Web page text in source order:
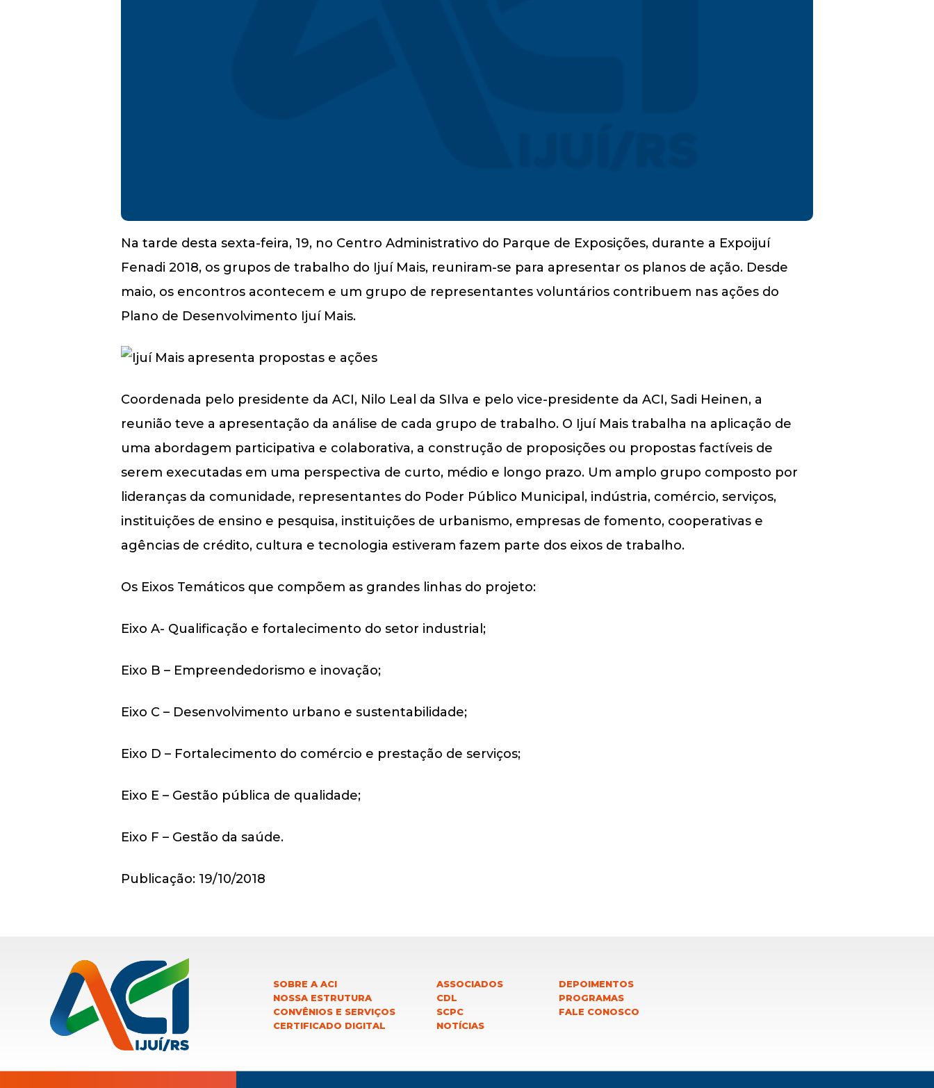
Na tarde desta sexta-feira, 19, no Centro Administrativo do Parque de Exposições, durante a Expoijuí
Fenadi 2018, os grupos de trabalho do Ijuí Mais, reuniram-se para apresentar os planos de ação. Desde
maio, os encontros acontecem e um grupo de representantes voluntários contribuem nas ações do
Plano de Desenvolvimento Ijuí Mais.
Coordenada pelo presidente da ACI, Nilo Leal da SIlva e pelo vice-presidente da ACI, Sadi Heinen, a
reunião teve a apresentação da análise de cada grupo de trabalho. O Ijuí Mais trabalha na aplicação de
uma abordagem participativa e colaborativa, a construção de proposições ou propostas factíveis de
serem executadas em uma perspectiva de curto, médio e longo prazo. Um amplo grupo composto por
lideranças da comunidade, representantes do Poder Público Municipal, indústria, comércio, serviços,
instituições de ensino e pesquisa, instituições de urbanismo, empresas de fomento, cooperativas e
agências de crédito, cultura e tecnologia estiveram fazem parte dos eixos de trabalho.
Os Eixos Temáticos que compõem as grandes linhas do projeto:
Eixo A- Qualificação e fortalecimento do setor industrial;
Eixo B – Empreendedorismo e inovação;
Eixo C – Desenvolvimento urbano e sustentabilidade;
Eixo D – Fortalecimento do comércio e prestação de serviços;
Eixo E – Gestão pública de qualidade;
Eixo F – Gestão da saúde.
Publicação: 19/10/2018
SOBRE A ACI
NOSSA ESTRUTURA
CONVÊNIOS E SERVIÇOS
CERTIFICADO DIGITAL
ASSOCIADOS
CDL
SCPC
NOTÍCIAS
DEPOIMENTOS
PROGRAMAS
FALE CONOSCO